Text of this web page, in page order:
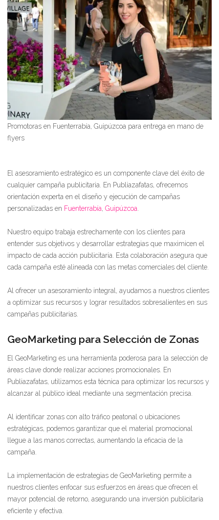
Promotoras en Fuenterrabía, Guipúzcoa para entrega en mano de
flyers
El asesoramiento estratégico es un componente clave del éxito de
cualquier campaña publicitaria. En Publiazafatas, ofrecemos
orientación experta en el diseño y ejecución de campañas
personalizadas en Fuenterrabía Guipúzcoa
Nuestro equipo trabaja estrechamente con los clientes para
entender sus objetivos y desarrollar estrategias que maximicen el
impacto de cada acción publicitaria. Esta colaboración asegura que
cada campaña esté alineada con las metas comerciales del cliente.
Al ofrecer un asesoramiento integral, ayudamos a nuestros clientes
a optimizar sus recursos y lograr resultados sobresalientes en sus
campañas publicitarias.
GeoMarketing para Selección de Zonas
El GeoMarketing es una herramienta poderosa para la selección de
áreas clave donde realizar acciones promocionales. En
Publiazafatas, utilizamos esta técnica para optimizar los recursos y
alcanzar al público ideal mediante una segmentación precisa.
Al identificar zonas con alto tráfico peatonal o ubicaciones
estratégicas, podemos garantizar que el material promocional
llegue a las manos correctas, aumentando la eficacia de la
campaña.
La implementación de estrategias de GeoMarketing permite a
nuestros clientes enfocar sus esfuerzos en áreas que ofrecen el
mayor potencial de retorno, asegurando una inversión publicitaria
eficiente y efectiva.